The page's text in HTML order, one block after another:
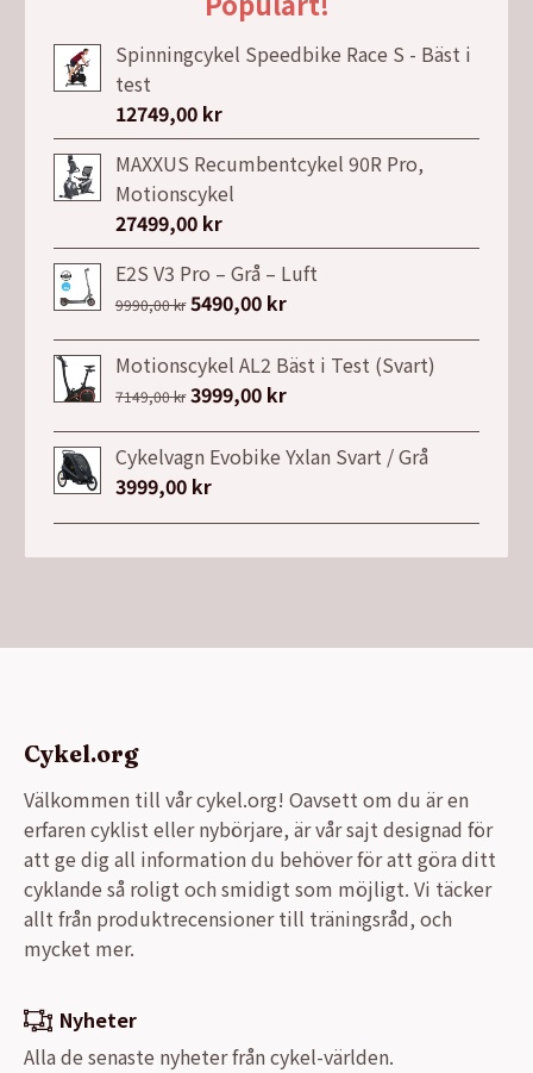
Spinningcykel Speedbike Race S - Bäst i
test
12749,00 kr
MAXXUS Recumbentcykel 90R Pro,
Motionscykel
27499,00 kr
E2S V3 Pro – Grå – Luft
9990,00kr Det
ursprungliga
priset
var:
5490,00 krDet
nuvarande
priset
är:
Motionscykel AL2 Bäst i Test (Svart)
7149,00kr Det
ursprungliga
priset
var:
3999,00 krDet
nuvarande
priset
Cykelvagn Evobike Yxlan Svart / Grå
3999,00 kr
Cykel.org
Välkommen till vår cykel.org! Oavsett om du är en
erfaren cyklist eller nybörjare, är vår sajt designad för
att ge dig all information du behöver för att göra ditt
cyklande så roligt och smidigt som möjligt. Vi täcker
allt från produktrecensioner till träningsråd, och
mycket mer.
Nyheter
Alla de senaste nyheter från cykel-världen.